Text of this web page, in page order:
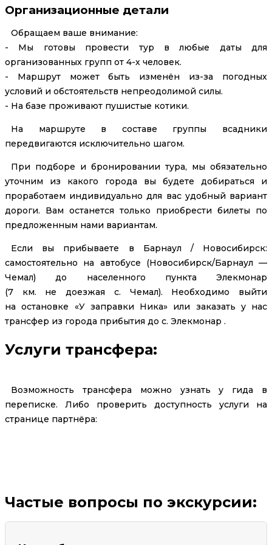
Организационные детали
Обращаем ваше внимание:
- Мы готовы провести тур в любые даты для
организованных групп от 4-х человек.
- Маршрут может быть изменён из-за погодных
условий и обстоятельств непреодолимой силы.
- На базе проживают пушистые котики.
На маршруте в составе группы всадники
передвигаются исключительно шагом.
При подборе и бронировании тура, мы обязательно
уточним из какого города вы будете добираться и
проработаем индивидуально для вас удобный вариант
дороги. Вам останется только приобрести билеты по
предложенным нами вариантам.
Если вы прибываете в Барнаул / Новосибирск:
самостоятельно на автобусе (Новосибирск/Барнаул —
Чемал) до населенного пункта Элекмонар
(7 км. не доезжая с. Чемал). Необходимо выйти
на остановке «У заправки Ника» или заказать у нас
трансфер из города прибытия до с. Элекмонар .
Услуги трансфера:
Возможность трансфера можно узнать у гида в
переписке. Либо проверить доступность услуги на
странице партнёра:
Частые вопросы по экскурсии: